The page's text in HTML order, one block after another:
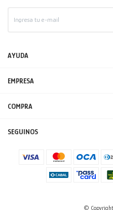
AYUDA
EMPRESA
COMPRA
SEGUINOS
©